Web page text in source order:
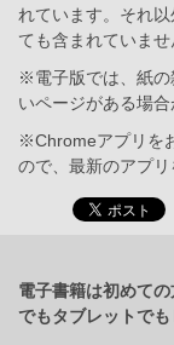
れています。それ
ても含まれていませ
※電子版では、紙の
いページがある場合
※Chromeアプリを
ので、最新のアプリ
電子書籍は初めて
でもタブレットでも